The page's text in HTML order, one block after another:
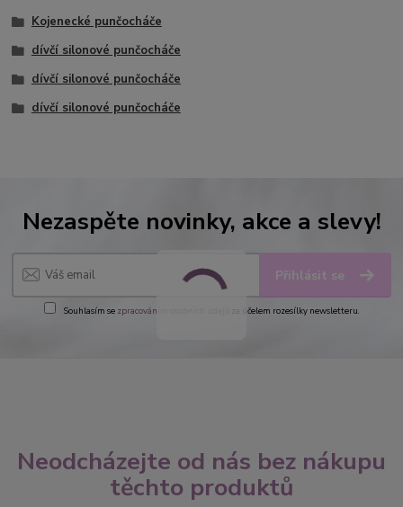
Kojenecké punčocháče
dívčí silonové punčocháče
dívčí silonové punčocháče
dívčí silonové punčocháče
Nezaspěte novinky, akce a slevy!
Přihlásit se
Souhlasím se zpracováním osobních údajů za účelem rozesílky newsletteru.
Neodcházejte od nás bez nákupu
těchto produktů